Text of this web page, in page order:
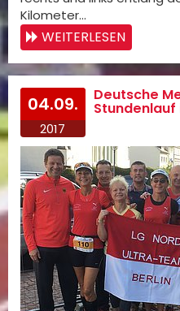
Kilometer…
WEITERLESEN
04.09.
2017
Deutsche
Stundenlauf